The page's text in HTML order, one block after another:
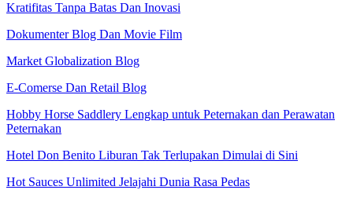
Kratifitas Tanpa Batas Dan Inovasi
Dokumenter Blog Dan Movie Film
Market Globalization Blog
E-Comerse Dan Retail Blog
Hobby Horse Saddlery Lengkap untuk Peternakan dan Perawatan
Peternakan
Hotel Don Benito Liburan Tak Terlupakan Dimulai di Sini
Hot Sauces Unlimited Jelajahi Dunia Rasa Pedas